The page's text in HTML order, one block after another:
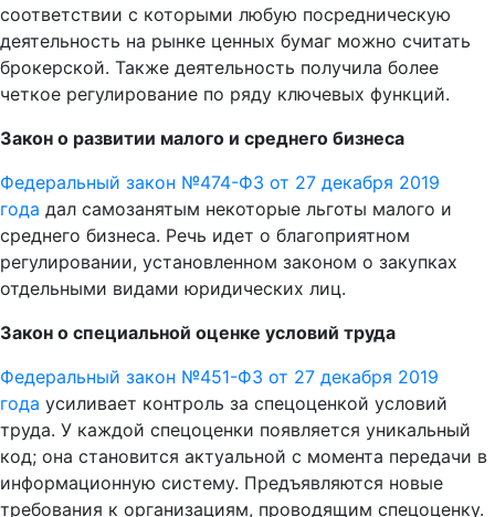
соответствии с которыми любую посредническую
деятельность на рынке ценных бумаг можно считать
брокерской. Также деятельность получила более
четкое регулирование по ряду ключевых функций.
Закон о развитии малого и среднего бизнеса
Федеральный закон №474-ФЗ от 27 декабря 2019
года дал самозанятым некоторые льготы малого и
среднего бизнеса. Речь идет о благоприятном
регулировании, установленном законом о закупках
отдельными видами юридических лиц.
Закон о специальной оценке условий труда
Федеральный закон №451-ФЗ от 27 декабря 2019
года усиливает контроль за спецоценкой условий
труда. У каждой спецоценки появляется уникальный
код; она становится актуальной с момента передачи в
информационную систему. Предъявляются новые
требования к организациям, проводящим спецоценку.